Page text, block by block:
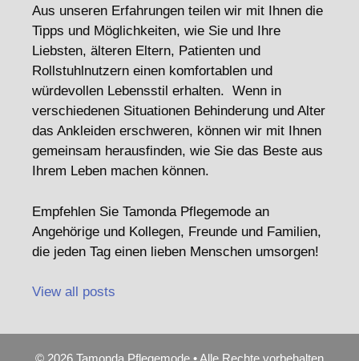
Aus unseren Erfahrungen teilen wir mit Ihnen die
Tipps und Möglichkeiten, wie Sie und Ihre
Liebsten, älteren Eltern, Patienten und
Rollstuhlnutzern einen komfortablen und
würdevollen Lebensstil erhalten. Wenn in
verschiedenen Situationen Behinderung und Alter
das Ankleiden erschweren, können wir mit Ihnen
gemeinsam herausfinden, wie Sie das Beste aus
Ihrem Leben machen können.
Empfehlen Sie Tamonda Pflegemode an
Angehörige und Kollegen, Freunde und Familien,
die jeden Tag einen lieben Menschen umsorgen!
View all posts
© 2026 Tamonda Pflegemode • Alle Rechte vorbehalten